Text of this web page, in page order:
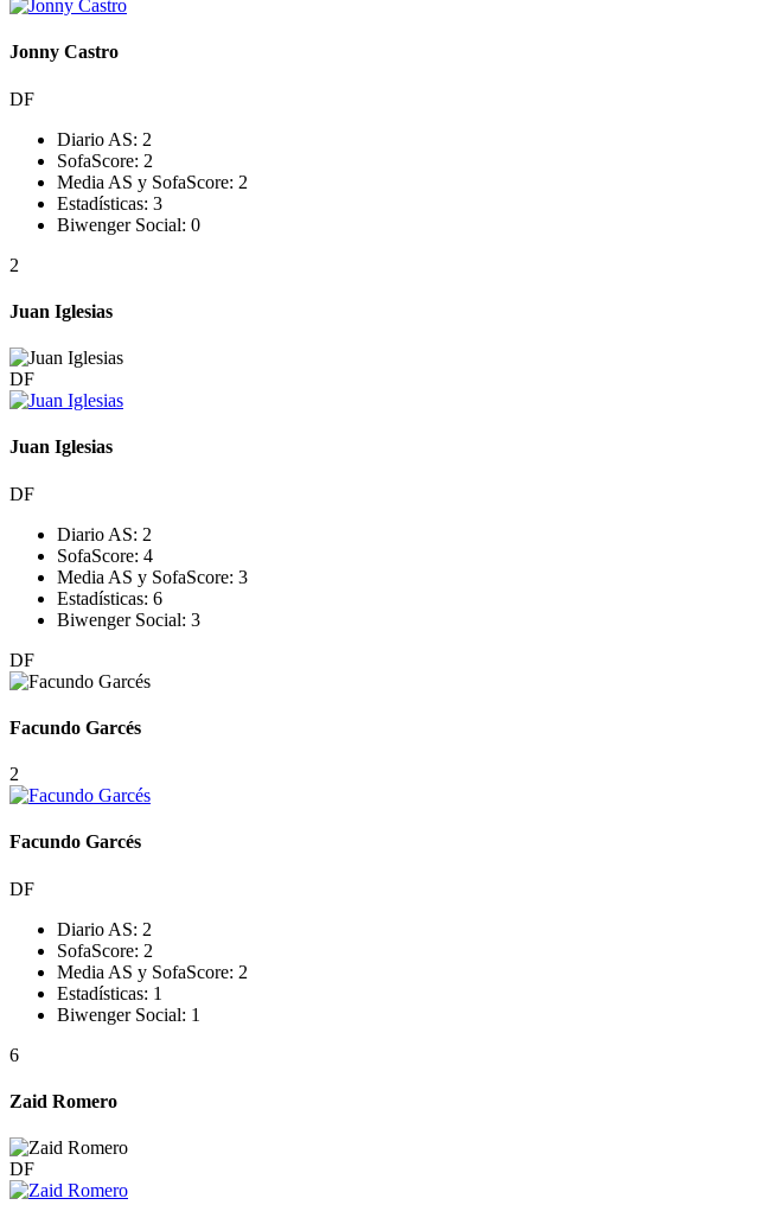
Jonny Castro
DF
Diario AS: 2
SofaScore: 2
Media AS y SofaScore: 2
Estadísticas: 3
Biwenger Social: 0
2
Juan Iglesias
DF
Juan Iglesias
DF
Diario AS: 2
SofaScore: 4
Media AS y SofaScore: 3
Estadísticas: 6
Biwenger Social: 3
DF
Facundo Garcés
2
Facundo Garcés
DF
Diario AS: 2
SofaScore: 2
Media AS y SofaScore: 2
Estadísticas: 1
Biwenger Social: 1
6
Zaid Romero
DF